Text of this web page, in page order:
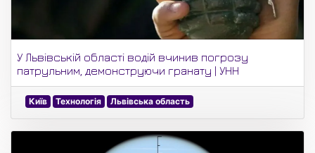
У Львівській області водій вчинив погрозу
патрульним, демонструючи гранату | УНН
Київ Технологія Львівська область